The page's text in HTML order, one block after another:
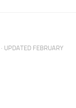
· UPDATED FEBRUARY